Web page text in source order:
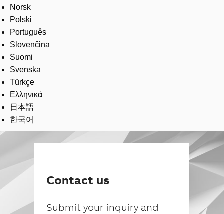
Norsk
Polski
Português
Slovenčina
Suomi
Svenska
Türkçe
Ελληνικά
日本語
한국어
Contact us
Submit your inquiry and